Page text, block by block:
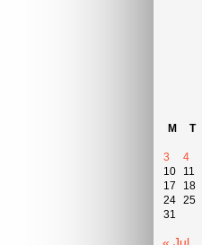
M
T
3
4
10
11
17
18
24 25
31